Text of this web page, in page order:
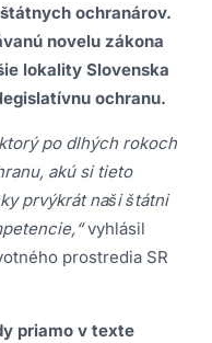
ochranárov.
novelu zákona
lokality Slovenska
ochranu.
po dlhých rokoch
akú si tieto
prvýkrát naši štátni
vyhlásil
prostredia SR
priamo v texte